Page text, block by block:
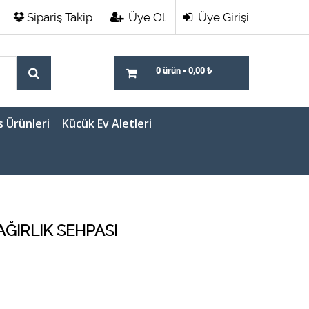
Üye Girişi
Üye Ol
Sipariş Takip
0 ürün - 0,00 ₺
Ürünleri Kücük Ev Aletleri
SEHPASI